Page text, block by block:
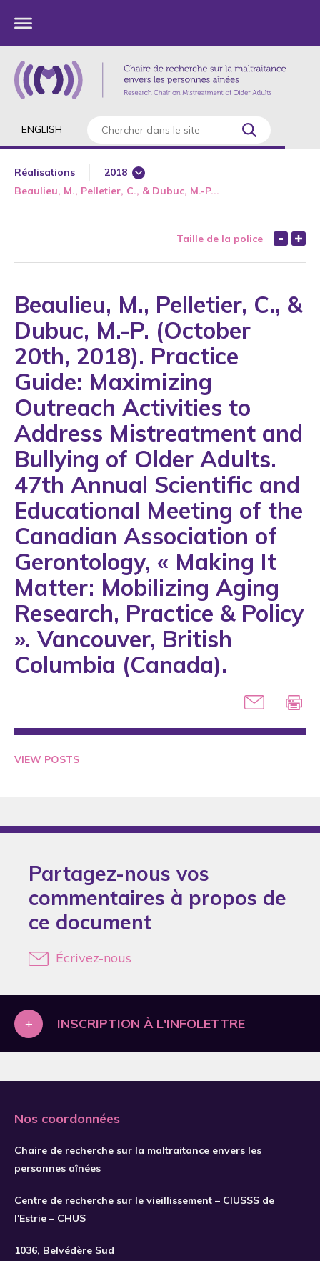
ENGLISH
Réalisations
2018
1985
1991
1992
1994
1995
1996
1997
1998
1999
2000
2001
2002
2003
2004
2005
2006
2014
2015
2016
2020
2021
2025
Beaulieu, M., Pelletier, C., & Dubuc, M.-P...
Taille de la police
Beaulieu, M., Pelletier, C., &
Dubuc, M.-P. (October
20th, 2018). Practice
Guide: Maximizing
Outreach Activities to
Address Mistreatment and
Bullying of Older Adults.
47th Annual Scientific and
Educational Meeting of the
Canadian Association of
Gerontology, « Making It
Matter: Mobilizing Aging
Research, Practice & Policy
». Vancouver, British
Columbia (Canada).
VIEW POSTS
Partagez-nous vos
commentaires à propos de
ce document
Écrivez-nous
+ INSCRIPTION À L'INFOLETTRE
Nos coordonnées
Chaire de recherche sur la maltraitance envers les
personnes aînées
Centre de recherche sur le vieillissement – CIUSSS de
l'Estrie – CHUS
1036, Belvédère Sud